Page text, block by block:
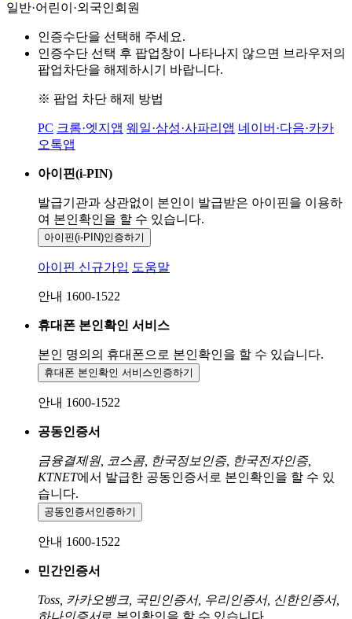
일반·어린이·외국인회원
인증수단을 선택해 주세요.
인증수단 선택 후 팝업창이 나타나지 않으면 브라우저의
팝업차단을 해제하시기 바랍니다.
※ 팝업 차단 해제 방법
PC 크롬·엣지앱 웨일·삼성·사파리앱 네이버·다음·카카
오톡앱
아이핀(i-PIN)
발급기관과 상관없이 본인이 발급받은 아이핀을 이용하
여 본인확인을 할 수 있습니다.
아이핀(i-PIN)인증하기
아이핀 신규가입 도움말
안내 1600-1522
휴대폰 본인확인 서비스
본인 명의의 휴대폰으로 본인확인을 할 수 있습니다.
휴대폰 본인확인 서비스인증하기
안내 1600-1522
공동인증서
금융결제원, 코스콤, 한국정보인증, 한국전자인증,
KTNET에서 발급한 공동인증서로 본인확인을 할 수 있
습니다.
공동인증서 인증하기
안내 1600-1522
민간인증서
Toss, 카카오뱅크, 국민인증서, 우리인증서, 신한인증서,